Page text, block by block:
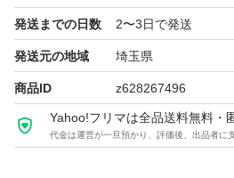
発送までの日数 2〜3日で発送
発送元の地域 埼玉県
商品ID z628267496
Yahoo!フリマは全品送料無料・
代金は運営が一旦預かり、評価後、出品者に